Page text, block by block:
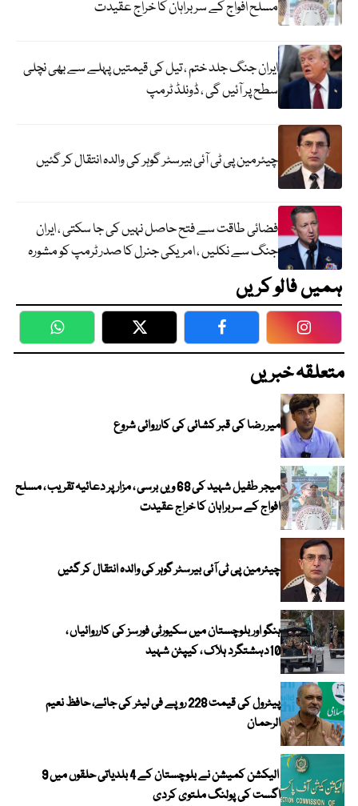
مسلح افواج کے سربراہان کا خراج عقیدت
ایران جنگ جلد ختم ، تیل کی قیمتیں پہلے سے بھی نچلی
سطح پر آئیں گی ، ڈونلڈ ٹرمپ
چیئرمین پی ٹی آئی بیرسٹر گوہر کی والدہ انتقال کر گئیں
فضائی طاقت سے فتح حاصل نہیں کی جا سکتی ، ایران
جنگ سے نکلیں ، امریکی جنرل کا صدر ٹرمپ کو مشورہ
ہمیں فالو کریں
WhatsApp Twitter Facebook
متعلقہ خبریں
میر رضا کی قبر کشائی کی کارروائی شروع
میجر طفیل شہید کی 68 ویں برسی ، مزار پر دعائیہ تقریب ، مسلح
افواج کے سربراہان کا خراج عقیدت
چیئرمین پی ٹی آئی بیرسٹر گوہر کی والدہ انتقال کر گئیں
ہنگو اور بلوچستان میں سکیورٹی فورسز کی کارروائیاں ،
10دہشتگرد ہلاک ، کیپٹن شہید
پیٹرول کی قیمت 228 روپے فی لیٹر کی جائے، حافظ نعیم
الرحمان
الیکشن کمیشن نے بلوچستان کے 4 بلدیاتی حلقوں میں 9
اگست کی پولنگ ملتوی کردی